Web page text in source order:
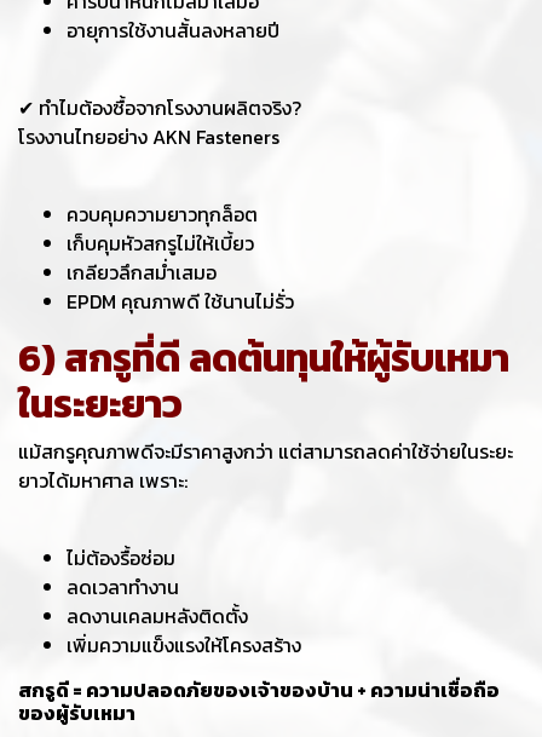
อายุการใช้งานสั้นลงหลายปี
✔ ทำไมต้องซื้อจากโรงงานผลิตจริง?
โรงงานไทยอย่าง AKN Fasteners
ควบคุมความยาวทุกล็อต
เก็บคุมหัวสกรูไม่ให้เบี้ยว
เกลียวลึกสม่ำเสมอ
EPDM คุณภาพดี ใช้นานไม่รั่ว
6) สกรูที่ดี ลดต้นทุนให้ผู้รับเหมา
ในระยะยาว
แม้สกรูคุณภาพดีจะมีราคาสูงกว่า แต่สามารถลดค่าใช้จ่ายในระยะ
ยาวได้มหาศาล เพราะ:
ไม่ต้องรื้อซ่อม
ลดเวลาทำงาน
ลดงานเคลมหลังติดตั้ง
เพิ่มความแข็งแรงให้โครงสร้าง
สกรูดี = ความปลอดภัยของเจ้าของบ้าน + ความน่าเชื่อถือ
ของผู้รับเหมา